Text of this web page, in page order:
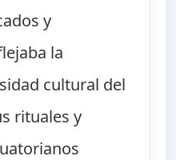
y
la
cultural del
rituales y